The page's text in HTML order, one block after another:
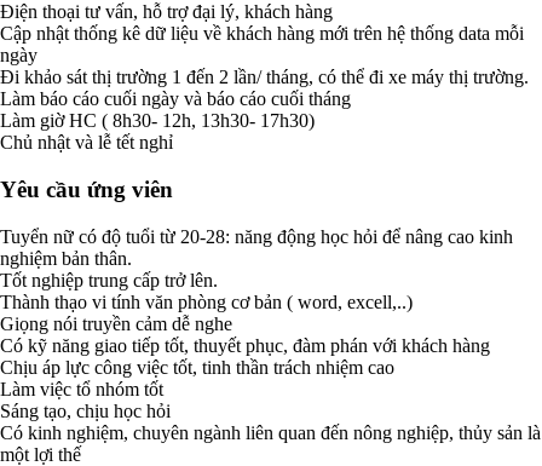
Điện thoại tư vấn, hỗ trợ đại lý, khách hàng
Cập nhật thống kê dữ liệu về khách hàng mới trên hệ thống data mỗi
ngày
Đi khảo sát thị trường 1 đến 2 lần/ tháng, có thể đi xe máy thị trường.
Làm báo cáo cuối ngày và báo cáo cuối tháng
Làm giờ HC ( 8h30- 12h, 13h30- 17h30)
Chủ nhật và lễ tết nghỉ
Yêu cầu ứng viên
Tuyển nữ có độ tuổi từ 20-28: năng động học hỏi để nâng cao kinh
nghiệm bản thân.
Tốt nghiệp trung cấp trở lên.
Thành thạo vi tính văn phòng cơ bản ( word, excell,..)
Giọng nói truyền cảm dễ nghe
Có kỹ năng giao tiếp tốt, thuyết phục, đàm phán với khách hàng
Chịu áp lực công việc tốt, tinh thần trách nhiệm cao
Làm việc tổ nhóm tốt
Sáng tạo, chịu học hỏi
Có kinh nghiệm, chuyên ngành liên quan đến nông nghiệp, thủy sản là
một lợi thế